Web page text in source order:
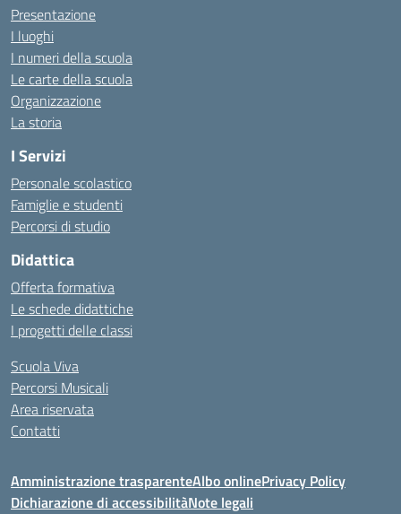
Presentazione
I luoghi
I numeri della scuola
Le carte della scuola
Organizzazione
La storia
I Servizi
Personale scolastico
Famiglie e studenti
Percorsi di studio
Didattica
Offerta formativa
Le schede didattiche
I progetti delle classi
Scuola Viva
Percorsi Musicali
Area riservata
Contatti
Amministrazione trasparenteAlbo onlinePrivacy Policy
Dichiarazione di accessibilitàNote legali